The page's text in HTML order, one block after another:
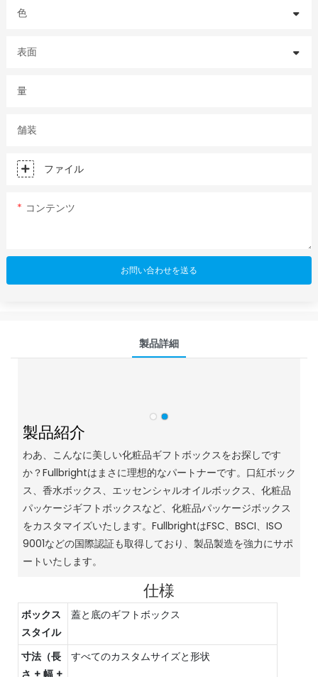
色
表面
量
舗装
ファイル
コンテンツ
お問い合わせを送る
製品詳細
製品紹介
わあ、こんなに美しい化粧品ギフトボックスをお探しです
か？Fullbrightはまさに理想的なパートナーです。口紅ボック
ス、香水ボックス、エッセンシャルオイルボックス、化粧品
パッケージギフトボックスなど、化粧品パッケージボックス
をカスタマイズいたします。FullbrightはFSC、BSCI、ISO
9001などの国際認証も取得しており、製品製造を強力にサポ
ートいたします。
仕様
ボックス
スタイル
蓋と底のギフトボックス
寸法（長
さ + 幅 +
すべてのカスタムサイズと形状